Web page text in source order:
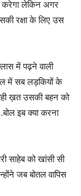
करेगा लेकिन अगर
रक्षा के लिए उस
में पढ़ने वाली
में सब लड़कियों के
ख़त उसकी बहन को
इब क्या करना
साहेब को खांसी सी
जब बोतल वापिस